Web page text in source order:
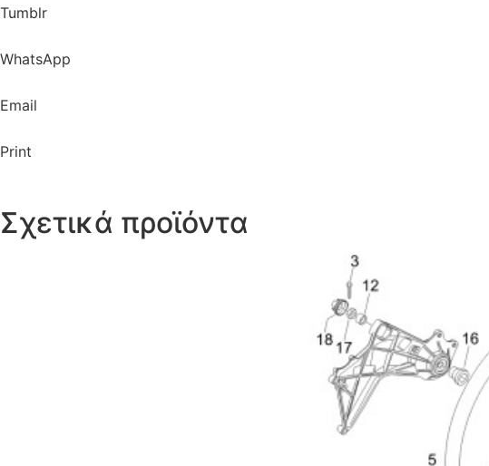
Tumblr
WhatsApp
Email
Print
Σχετικά προϊόντα